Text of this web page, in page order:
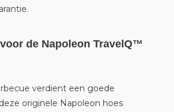
de Napoleon TravelQ™
verdient een goede
originele Napoleon hoes